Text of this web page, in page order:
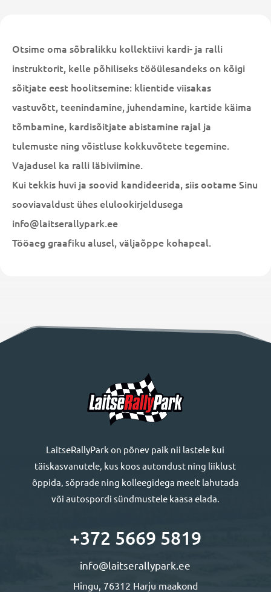
Otsime oma sõbralikku kollektiivi kardi- ja ralli
instruktorit, kelle põhiliseks tööülesandeks on kõigi
sõitjate eest hoolitsemine: klientide viisakas
vastuvõtt, teenindamine, juhendamine, kartide käima
tõmbamine, kardisõitjate abistamine rajal ja
tulemuste ning võistluse kokkuvõtete tegemine.
Vajadusel ka ralli läbiviimine.
Kui tekkis huvi ja soovid kandideerida, siis ootame Sinu
sooviavaldust ühes elulookirjeldusega
info@laitserallypark.ee
Tööaeg graafiku alusel, väljaõppe kohapeal.
LaitseRallyPark on põnev paik nii lastele kui
täiskasvanutele, kus koos autondust ning liiklust
õppida, sõprade ning kolleegidega meelt lahutada
või autospordi sündmustele kaasa elada.
+372 5669 5819
info@laitserallypark.ee
Hingu, 76312 Harju maakond